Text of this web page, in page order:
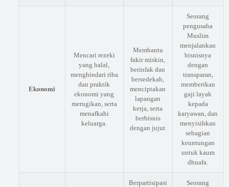
Ekonomi
Mencari rezeki
yang halal,
menghindari riba
dan praktik
ekonomi yang
merugikan, serta
menafkahi
keluarga.
Membantu
fakir miskin,
berinfak dan
bersedekah,
menciptakan
lapangan
kerja, serta
berbisnis
dengan jujur.
Seorang
pengusaha
Muslim
menjalankan
bisnisnya
dengan
transparan,
memberikan
gaji layak
kepada
karyawan, dan
menyisihkan
sebagian
keuntungan
untuk kaum
dhuafa.
Berpartisipasi
Seorang